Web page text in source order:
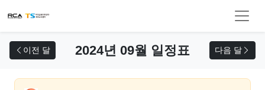
이전 달 2024년 09월 일정표 다음 달